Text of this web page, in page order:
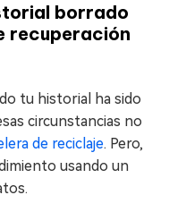
borrado
recuperación
tu historial ha sido
circunstancias no
de reciclaje. Pero,
usando un